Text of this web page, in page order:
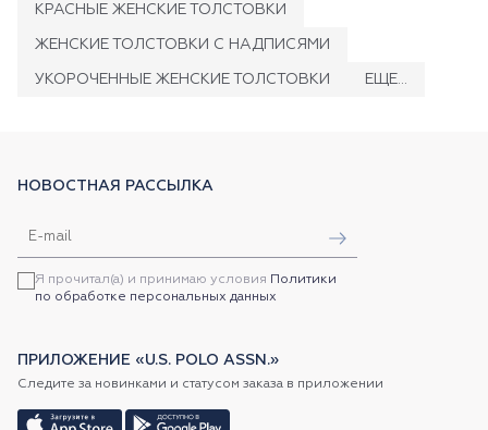
КРАСНЫЕ ЖЕНСКИЕ ТОЛСТОВКИ
ЖЕНСКИЕ ТОЛСТОВКИ С НАДПИСЯМИ
УКОРОЧЕННЫЕ ЖЕНСКИЕ ТОЛСТОВКИ ЕЩЕ...
НОВОСТНАЯ РАССЫЛКА
Я прочитал(а) и принимаю условия Политики
по обработке персональных данных
ПРИЛОЖЕНИЕ «U.S. POLO ASSN.»
Следите за новинками и статусом заказа в приложении